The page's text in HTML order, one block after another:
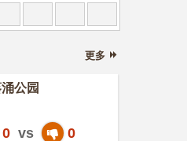
更多
公园
0 vs 0